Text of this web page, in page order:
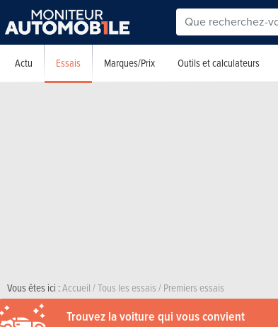
Actu Essais Marques/Prix Outils et calculateurs
Vous êtes ici :Accueil/Tous les essais/Premiers essais
Trouvez la voiture qui vous convient